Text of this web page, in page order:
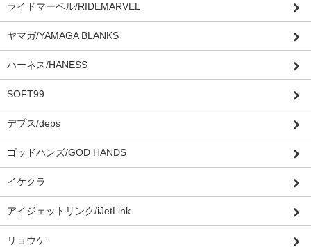
ライドマーベル/RIDEMARVEL
ヤマガ/YAMAGA BLANKS
ハーネス/HANESS
SOFT99
デプス/deps
ゴッドハンズ/GOD HANDS
イケクラ
アイジェットリンク/iJetLink
リョウケ